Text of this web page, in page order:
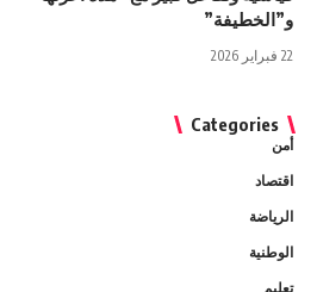
و”الخطيفة”
Categories
أمن
اقتصاد
الرياضة
الوطنية
تعليم